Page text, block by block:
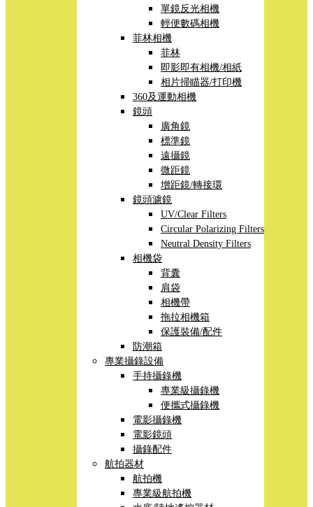
單鏡反光相機
輕便數碼相機
菲林相機
菲林
即影即有相機/相紙
相片掃瞄器/打印機
360及運動相機
鏡頭
廣角鏡
標準鏡
遠攝鏡
微距鏡
增距鏡/轉接環
鏡頭濾鏡
UV/Clear Filters
Circular Polarizing Filters
Neutral Density Filters
相機袋
背囊
肩袋
相機帶
拖拉相機箱
保護裝備/配件
防潮箱
專業攝錄設備
手持攝錄機
專業級攝錄機
便攜式攝錄機
電影攝錄機
電影鏡頭
攝錄配件
航拍器材
航拍機
專業級航拍機